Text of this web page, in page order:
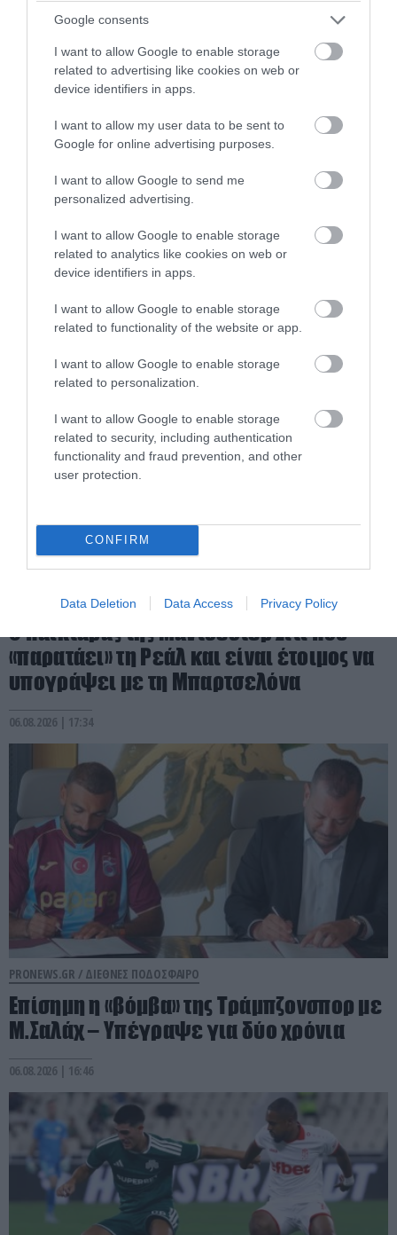
Google consents
I want to allow Google to enable storage
related to advertising like cookies on web or
device identifiers in apps.
I want to allow my user data to be sent to
Google for online advertising purposes.
I want to allow Google to send me
personalized advertising.
I want to allow Google to enable storage
related to analytics like cookies on web or
device identifiers in apps.
I want to allow Google to enable storage
related to functionality of the website or app.
I want to allow Google to enable storage
related to personalization.
I want to allow Google to enable storage
related to security, including authentication
functionality and fraud prevention, and other
user protection.
CONFIRM
Data Deletion Data Access Privacy Policy
PRONEWS.GR /ΔΙΕΘΝΕΣ ΠΟΔΟΣΦΑΙΡΟ
Από το κακό στο χειρότερο ο Ι.Τόνεϊ:
Έριξε κουτουλιά σε θαμώνα μπαρ που
του ζήτησε να βγάλουν μαζί
φωτογραφία
PRONEWS.GR /ΔΙΕΘΝΕΣ ΠΟΔΟΣΦΑΙΡΟ
Ο παικταράς της Μάντσεστερ Σίτι που
«παρατάει» τη Ρεάλ και είναι έτοιμος να
υπογράψει με τη Μπαρτσελόνα
06.08.2026 | 17:34
PRONEWS.GR / ΔΙΕΘΝΕΣ ΠΟΔΟΣΦΑΙΡΟ
Επίσημη η «βόμβα» της Τράμπζονσπορ με
Μ.Σαλάχ – Υπέγραψε για δύο χρόνια
06.08.2026 | 16:46